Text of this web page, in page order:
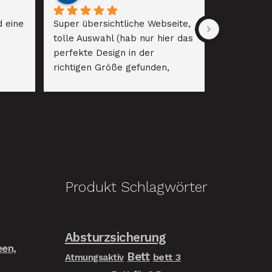
eine
Super übersichtliche Webseite,
tolle Auswahl (hab nur hier das
perfekte Design in der
richtigen Größe gefunden,
Produkt Schlagwörter
Absturzsicherung
Atmungsaktiv Bett bett 3